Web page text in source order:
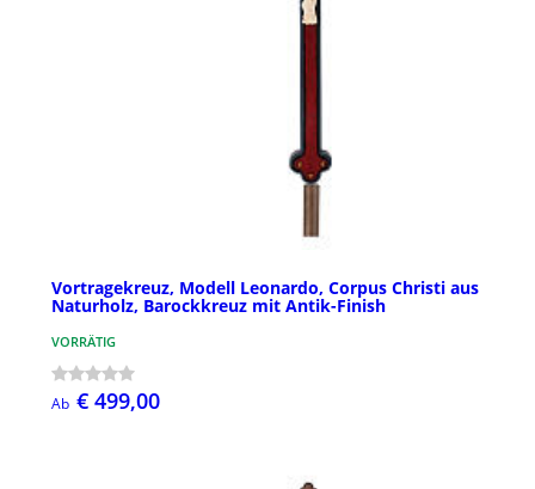
Vortragekreuz, Modell Leonardo, Corpus Christi aus
Naturholz, Barockkreuz mit Antik-Finish
VORRÄTIG
Ab € 499,00